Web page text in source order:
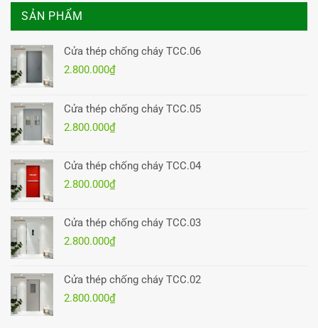
SẢN PHẨM
Cửa thép chống cháy TCC.06
2.800.000₫
Cửa thép chống cháy TCC.05
2.800.000₫
Cửa thép chống cháy TCC.04
2.800.000₫
Cửa thép chống cháy TCC.03
2.800.000₫
Cửa thép chống cháy TCC.02
2.800.000₫